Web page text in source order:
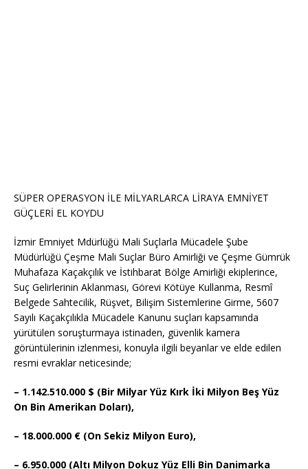
SÜPER OPERASYON İLE MİLYARLARCA LİRAYA EMNİYET
GÜÇLERİ EL KOYDU
İzmir Emniyet Mdürlüğü Mali Suçlarla Mücadele Şube
Müdürlüğü Çeşme Mali Suçlar Büro Amirliği ve Çeşme Gümrük
Muhafaza Kaçakçılık ve İstihbarat Bölge Amirliği ekiplerince,
Suç Gelirlerinin Aklanması, Görevi Kötüye Kullanma, Resmî
Belgede Sahtecilik, Rüşvet, Bilişim Sistemlerine Girme, 5607
Sayılı Kaçakçılıkla Mücadele Kanunu suçları kapsamında
yürütülen soruşturmaya istinaden, güvenlik kamera
görüntülerinin izlenmesi, konuyla ilgili beyanlar ve elde edilen
resmi evraklar neticesinde;
– 1.142.510.000 $ (Bir Milyar Yüz Kırk İki Milyon Beş Yüz
On Bin Amerikan Doları),
– 18.000.000 € (On Sekiz Milyon Euro),
– 6.950.000 (Altı Milyon Dokuz Yüz Elli Bin Danimarka